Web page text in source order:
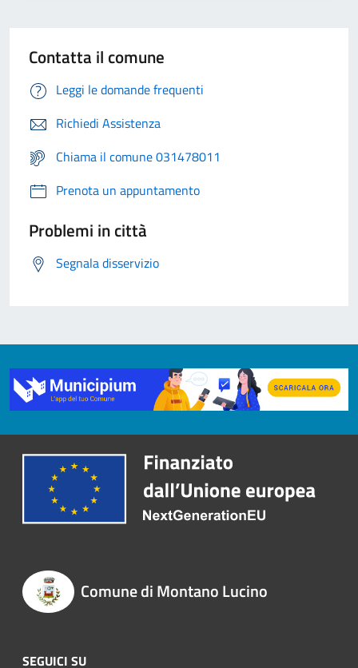
Contatta il comune
Leggi le domande frequenti
Richiedi Assistenza
Chiama il comune 031478011
Prenota un appuntamento
Problemi in città
Segnala disservizio
Comune di Montano Lucino
SEGUICI SU